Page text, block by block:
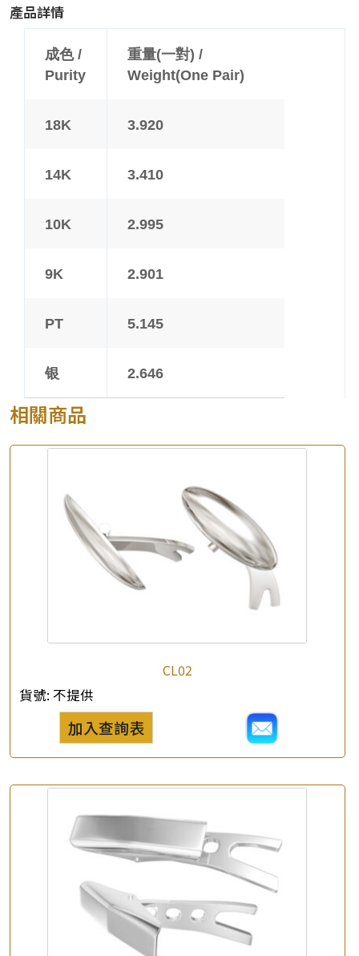
公司名稱
*e-mail
*聯絡電話
產品詳情
成色 /
Purity
重量(一對) /
Weight(One Pair)
18K 3.920
14K 3.410
10K 2.995
9K 2.901
PT 5.145
银 2.646
相關商品
CL02
貨號: 不提供
加入查詢表